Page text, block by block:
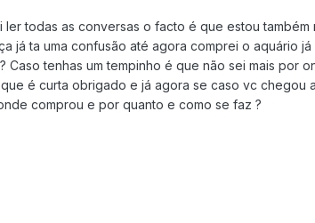
todas as conversas o facto é que estou também
já ta uma confusão até agora comprei o aquário já
Caso tenhas um tempinho é que não sei mais por
é curta obrigado e já agora se caso vc chegou a
comprou e por quanto e como se faz ?